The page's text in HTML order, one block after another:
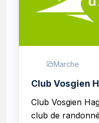
Marche
Club Vosgien
Club Vosgien
club de